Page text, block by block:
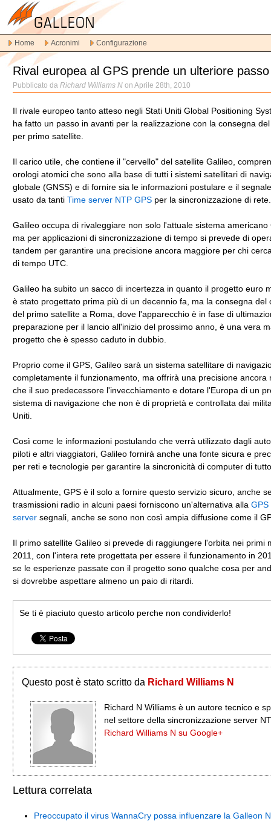
alla
navigazione
principale
Vai
contenuto
principale
contenuto
Home Acronimi Configurazione
Rival europea al GPS prende un ulteriore
Pubblicato da Richard Williams N on Aprile 28th, 2010
Il rivale europeo tanto atteso negli Stati Uniti Global Positioning
ha fatto un passo in avanti per la realizzazione con la consegna
per primo satellite.
Il carico utile, che contiene il "cervello" del satellite Galileo,
orologi atomici che sono alla base di tutti i sistemi satellitari di
globale (GNSS) e di fornire sia le informazioni postulare e il
usato da tanti Time server NTP GPS per la sincronizzazione di rete.
Galileo occupa di rivaleggiare non solo l'attuale sistema americano
ma per applicazioni di sincronizzazione di tempo si prevede di
tandem per garantire una precisione ancora maggiore per chi
di tempo UTC.
Galileo ha subito un sacco di incertezza in quanto il progetto euro
è stato progettato prima più di un decennio fa, ma la consegna del
del primo satellite a Roma, dove l'apparecchio è in fase di
preparazione per il lancio all'inizio del prossimo anno, è una vera
progetto che è spesso caduto in dubbio.
Proprio come il GPS, Galileo sarà un sistema satellitare di
completamente il funzionamento, ma offrirà una precisione ancora
che il suo predecessore l'invecchiamento e dotare l'Europa di un
sistema di navigazione che non è di proprietà e controllata dai
Uniti.
Così come le informazioni postulando che verrà utilizzato dagli
piloti e altri viaggiatori, Galileo fornirà anche una fonte sicura e
per reti e tecnologie per garantire la sincronicità di computer di
Attualmente, GPS è il solo a fornire questo servizio sicuro, anche
trasmissioni radio in alcuni paesi forniscono un'alternativa alla GPS
server segnali, anche se sono non così ampia diffusione come il
Il primo satellite Galileo si prevede di raggiungere l'orbita nei primi
2011, con l'intera rete progettata per essere il funzionamento in
se le esperienze passate con il progetto sono qualche cosa per
si dovrebbe aspettare almeno un paio di ritardi.
Se ti è piaciuto questo articolo perche non condividerlo!
Questo post è stato scritto da Richard Williams N
Richard N Williams è un autore tecnico e
nel settore della sincronizzazione server
Richard Williams N su Google+
Lettura correlata
Preoccupato il virus WannaCry possa influenzare la Galleon